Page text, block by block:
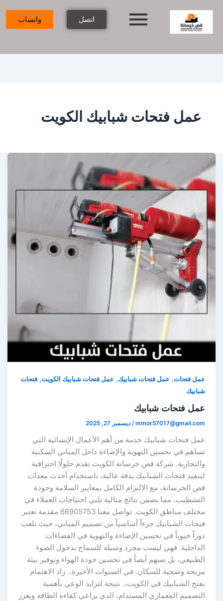
واتساب
عمل فتحات شبابيك الكويت
فتحات , عمل فتحات شبابيك,عمل فتحات شبابيك الكويت ,فتحات
فتحات شبابيك
/ديسمبر 27, 2025
فتحات شبابيك خدمة من أهم الأعمال الإنشائية التي
في تحسين التهوية والإضاءة داخل المباني السكنية
شركة قص خرسانة الكويت تقدم حلولًا احترافية
فتحات الشبابيك بدقة عالية، باستخدام أحدث معدات
الخرسانة، مع الالتزام الكامل بمعايير السلامة وجودة
مما يضمن نتائج مثالية تلبي احتياجات العملاء في
مختلف مناطق الكويت. تواصل معنا 66905753 مقدمة تعتبر
الشبابيك جزءاً أساسياً من تصميم المباني، حيث تلعب
حيوياً في تحسين الإضاءة والتهوية في الفضاءات
فهي ليست مجرد وسيلة للسماح بدخول الضوء
بل تسهم أيضاً في تحسين جودة الهواء وتوفير بيئة
وصحية للسكان. في السنوات الأخيرة،. زاد الاهتمام
الشبابيك في الكويت،. نتيجة لتزايد الوعي بأهمية
المعماري المستدام، الذي يراعي كفاءة الطاقة ويعزز